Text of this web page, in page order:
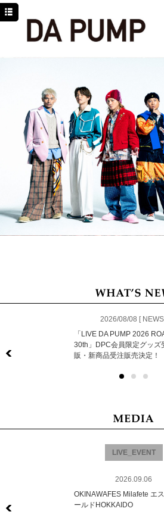
2026/08/08 [
「LIVE DA PUMP 2026
30th」DPC会員限定グッズ
販・新商品受注販売決定！
LIVE_EVENT
2026.09.06
OKINAWAFES Milafete エ
ールドHOKKAIDO
NEWS
PROFILE
MOVIE
LINE
YouTube
BLOG
Facebook
Twitter
DPC